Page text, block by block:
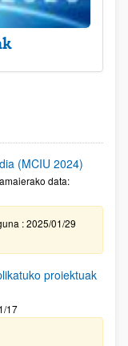
(MCIU 2024)
data:
: 2025/01/29
proiektuak
17